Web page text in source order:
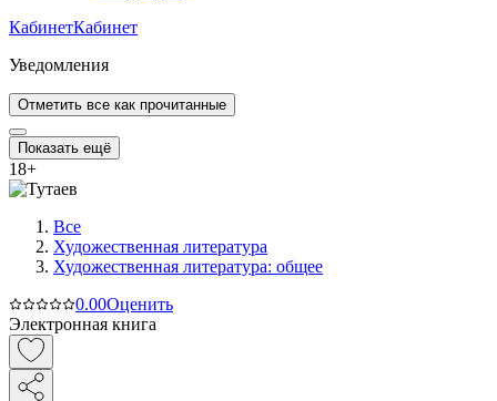
КабинетКабинет
Уведомления
Отметить все как прочитанные
Показать ещё
18+
Все
Художественная литература
Художественная литература: общее
0.00Оценить
Электронная книга